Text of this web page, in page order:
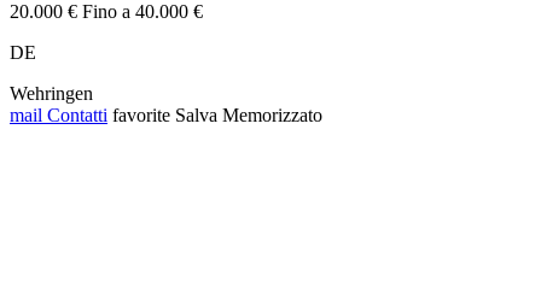
20.000 € Fino a 40.000 €
DE
Wehringen
mail Contatti favorite Salva Memorizzato